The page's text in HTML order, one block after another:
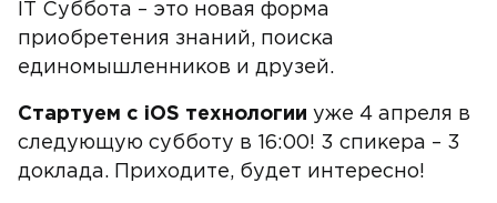
IT Суббота – это новая форма
приобретения знаний, поиска
единомышленников и друзей.
Стартуем с iOS технологии уже 4 апреля в
следующую субботу в 16:00! 3 спикера – 3
доклада. Приходите, будет интересно!